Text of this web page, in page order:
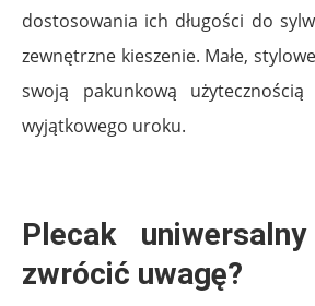
dostosowania ich długości do
zewnętrzne kieszenie. Małe,
swoją pakunkową
wyjątkowego uroku.
Plecak
zwrócić uwagę?